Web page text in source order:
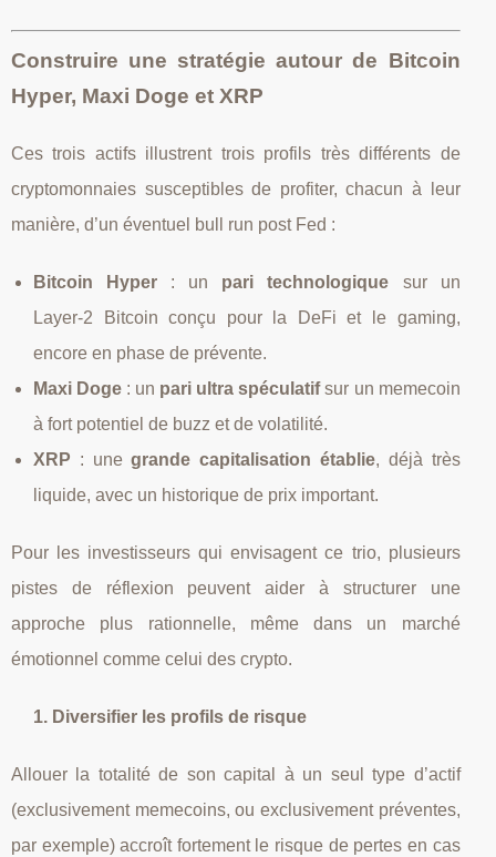
Construire une stratégie autour de Bitcoin
Hyper, Maxi Doge et XRP
Ces trois actifs illustrent trois profils très différents de
cryptomonnaies susceptibles de profiter, chacun à leur
manière, d’un éventuel bull run post Fed :
Bitcoin Hyper : un pari technologique sur un
Layer‑2 Bitcoin conçu pour la DeFi et le gaming,
encore en phase de prévente.
Maxi Doge : un pari ultra spéculatifsur un memecoin
à fort potentiel de buzz et de volatilité.
XRP : unegrande capitalisation établie, déjà très
liquide, avec un historique de prix important.
Pour les investisseurs qui envisagent ce trio, plusieurs
pistes de réflexion peuvent aider à structurer une
approche plus rationnelle, même dans un marché
émotionnel comme celui des crypto.
1. Diversifier les profils de risque
Allouer la totalité de son capital à un seul type d’actif
(exclusivement memecoins, ou exclusivement préventes,
par exemple) accroît fortement le risque de pertes en cas